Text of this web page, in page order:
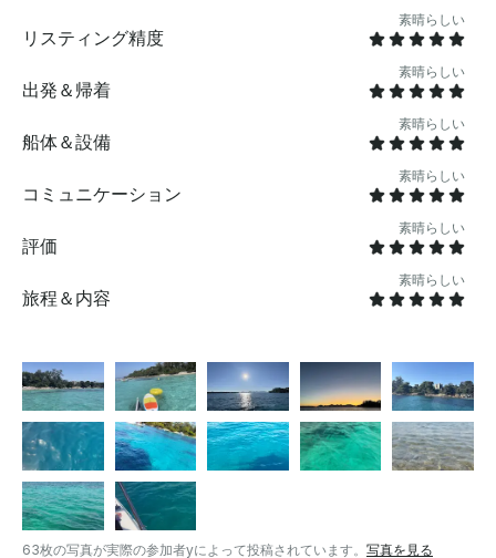
ンドアップパドルボードローカル ニソワの食事サービス
ありますボートへのフードデリバリー （ピザ、寿司、サ
ンドイッチ、アイスクリーム、コーヒー）---📍 出発地
イベートツアーは 、 午前/午後/日没/日没の1日/複数日
目のボートをご用意 (合計18名様まで) チップは含まれて
リスティング精度
素晴らしい
出発＆帰着
素晴らしい
船体＆設備
素晴らしい
コミュニケーション
素晴らしい
評価
素晴らしい
旅程＆内容
素晴らしい
63枚の写真が実際の参加者yによって投稿されています。 写真を見る